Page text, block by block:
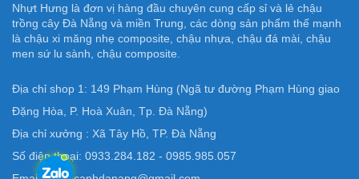
Nhựt Hưng là đơn vị hàng đầu chuyên cung cấp sỉ và lẻ chậu
trồng cây Đà Nẵng và miền Trung, các dòng sản phẩm thế mạnh
là chậu xi măng nhẹ composite, chậu nhựa, chậu đá mài, chậu
men sứ lu sành, chậu composite.
Địa chỉ shop 1: 149 Phạm Hùng (Ngã tư đường Phạm Hùng giao
Đặng Hòa, P. Hoà Xuân, Tp. Đà Nẵng)
Địa chỉ xưởng : Xã Tây Hồ, TP. Đà Nẵng
Số điện thoại: 0933.284.182 - 0985.985.057